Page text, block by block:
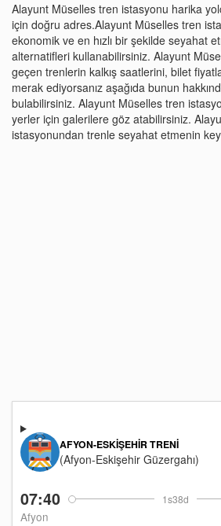
Alayunt Müselles tren istasyonu harika
için doğru adres.Alayunt Müselles tren
ekonomik ve en hızlı bir şekilde seyahat
alternatifleri kullanabilirsiniz. Alayunt
geçen trenlerin kalkış saatlerini, bilet
merak ediyorsanız aşağıda bunun
bulabilirsiniz. Alayunt Müselles tren
yerler için galerilere göz atabilirsiniz.
istasyonundan trenle seyahat etmenin
07:40 1s38d
Afyon
AFYON-ESKIŞEHIR TRENI
(Afyon-Eskişehir Güzergahı)